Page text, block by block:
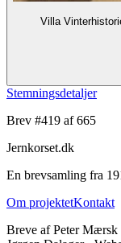
Villa
Stemningsdetaljer
Brev #419 af 665
Jernkorset.dk
En brevsamling fra
Om projektetKontakt
Breve af Peter Mærsk